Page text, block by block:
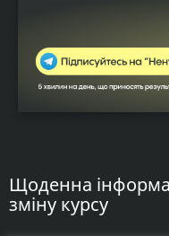
Щоденна
зміну курсу